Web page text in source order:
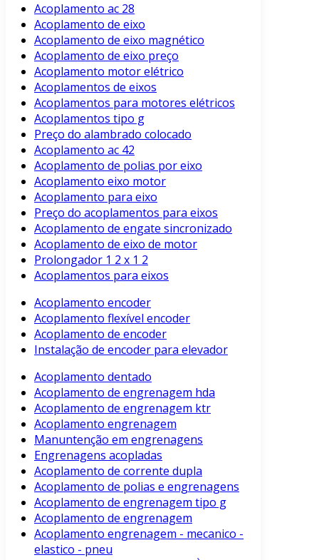
Acoplamento ac 28
Acoplamento de eixo
Acoplamento de eixo magnético
Acoplamento de eixo preço
Acoplamento motor elétrico
Acoplamentos de eixos
Acoplamentos para motores elétricos
Acoplamentos tipo g
Preço do alambrado colocado
Acoplamento ac 42
Acoplamento de polias por eixo
Acoplamento eixo motor
Acoplamento para eixo
Preço do acoplamentos para eixos
Acoplamento de engate sincronizado
Acoplamento de eixo de motor
Prolongador 1 2 x 1 2
Acoplamentos para eixos
Acoplamento encoder
Acoplamento flexível encoder
Acoplamento de encoder
Instalação de encoder para elevador
Acoplamento dentado
Acoplamento de engrenagem hda
Acoplamento de engrenagem ktr
Acoplamento engrenagem
Manuntenção em engrenagens
Engrenagens acopladas
Acoplamento de corrente dupla
Acoplamento de polias e engrenagens
Acoplamento de engrenagem tipo g
Acoplamento de engrenagem
Acoplamento engrenagem - mecanico -
elastico - pneu